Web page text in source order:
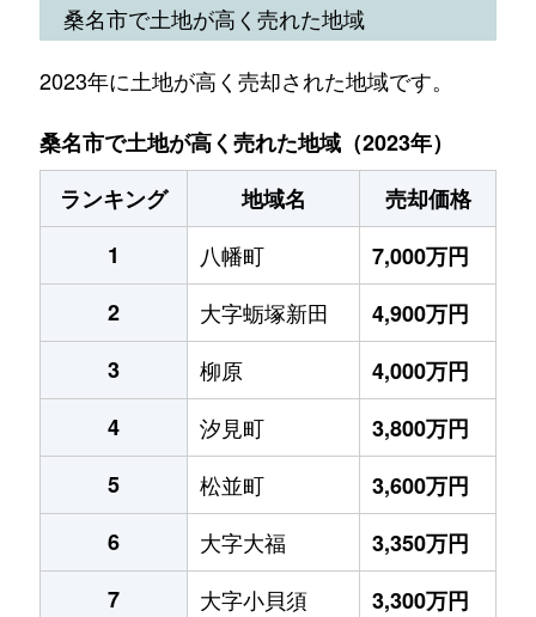
桑名市で土地が高く売れた地域
2023年に土地が高く売却された地域です。
桑名市で土地が高く売れた地域（2023年）
ランキング
地域名
売却価格
1
八幡町
7,000万円
2
大字蛎塚新田
4,900万円
3
柳原
4,000万円
4
汐見町
3,800万円
5
松並町
3,600万円
6
大字大福
3,350万円
7
大字小貝須
3,300万円